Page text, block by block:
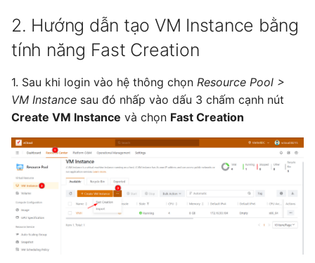
2. Hướng dẫn tạo VM Instance bằng
tính năng Fast Creation
1. Sau khi login vào hệ thông chọn Resource Pool >
VM Instance sau đó nhấp vào dấu 3 chấm cạnh nút
Create VM Instance và chọn Fast Creation